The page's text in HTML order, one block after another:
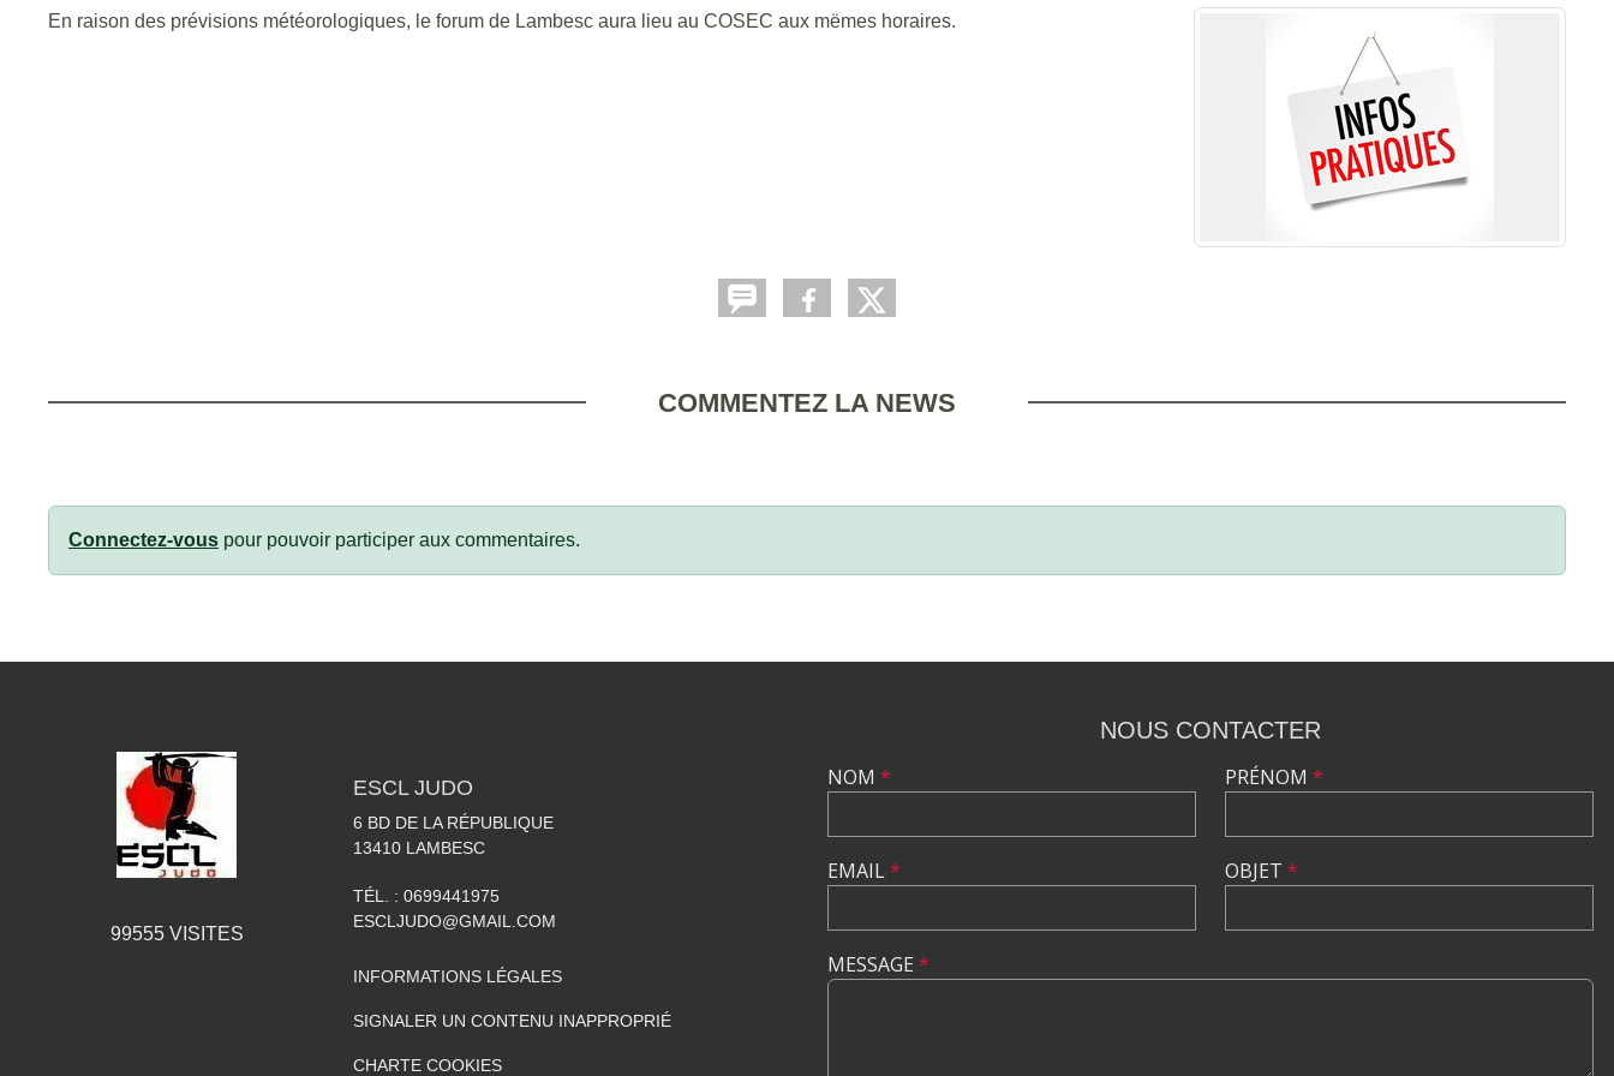
En raison des prévisions météorologiques, le forum de Lambesc aura lieu au COSEC aux mëmes horaires.
COMMENTEZ LA NEWS
Connectez-vous pour pouvoir participer aux commentaires.
99555VISITES
ESCL JUDO
6 BD DE LA RÉPUBLIQUE
13410 LAMBESC
TÉL. : 0699441975
ESCLJUDO@GMAIL.COM
INFORMATIONS LÉGALES
SIGNALER UN CONTENU INAPPROPRIÉ
CHARTE COOKIES
NOUS CONTACTER
NOM *
EMAIL*
PRÉNOM *
OBJET *
MESSAGE *